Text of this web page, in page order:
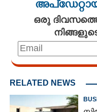
ഒരു
RELATED NEWS